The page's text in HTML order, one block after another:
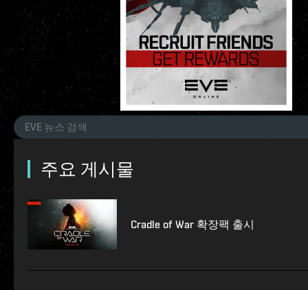
주요 게시물
Cradle of War 확장팩 출시